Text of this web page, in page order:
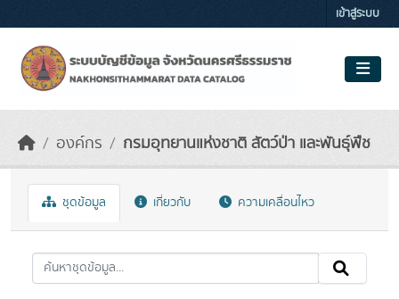
เข้าสู่ระบบ
องค์กร กรมอุทยานแห่งชาติ สัตว์ป่า และพันธุ์พืช
ชุดข้อมูล เกี่ยวกับ ความเคลื่อนไหว